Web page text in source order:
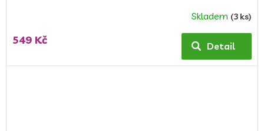
produktu
5,0
Skladem (3 ks)
549 Kč Detail